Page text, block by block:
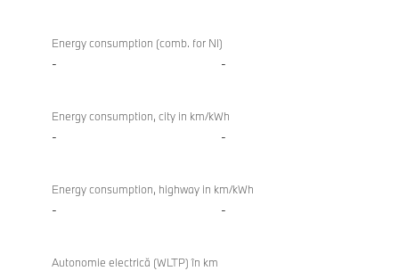
Energy consumption (comb. for NI)
- -
Energy consumption, city in km/kWh
- -
Energy consumption, highway in km/kWh
- -
Autonomie electrică (WLTP) în km